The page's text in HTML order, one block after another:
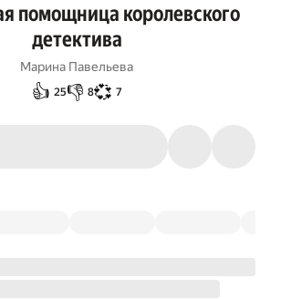
помощница королевского
детектива
Марина Павельева
👍 25👎 8💞 7